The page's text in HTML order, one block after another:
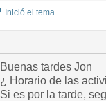
Inició el tema
Buenas tardes Jon
¿ Horario de las
Si es por la tarde,